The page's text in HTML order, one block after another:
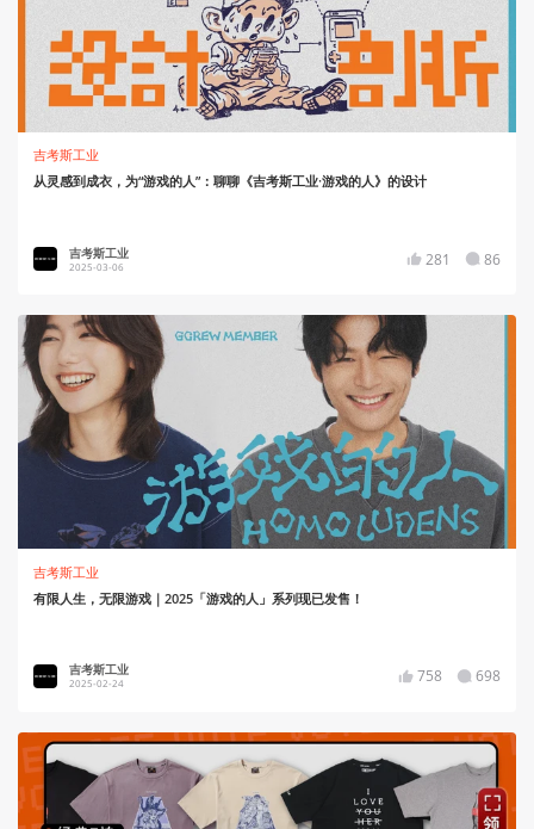
吉考斯工业
从灵感到成衣，为“游戏的人”：聊聊《吉考斯工业·游戏的人》的设计
吉考斯工业
2025-03-06 281 86
吉考斯工业
有限人生，无限游戏｜2025「游戏的人」系列现已发售！
吉考斯工业
2025-02-24 758 698